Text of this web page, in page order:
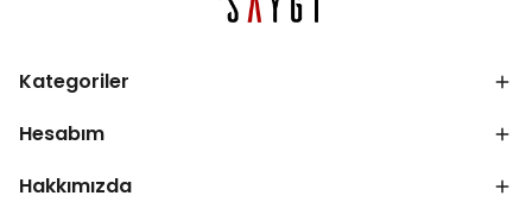
Kategoriler
Hesabım
Hakkımızda